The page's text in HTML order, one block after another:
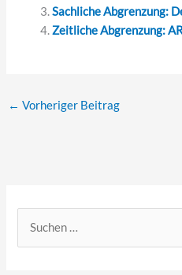
Sachliche Abgrenzung:
Zeitliche Abgrenzung:
← Vorheriger Beitrag